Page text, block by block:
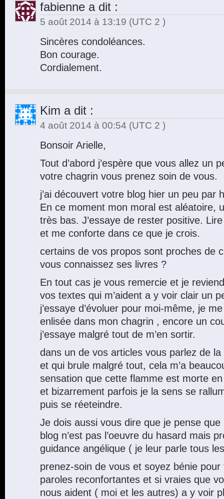
fabienne a dit :
5 août 2014 à 13:19 (UTC 2 )
Sincères condoléances.
Bon courage.
Cordialement.
Kim a dit :
4 août 2014 à 00:54 (UTC 2 )
Bonsoir Arielle,
Tout d’abord j’espère que vous allez un
votre chagrin vous prenez soin de vous.
j’ai découvert votre blog hier un peu par
En ce moment mon moral est aléatoire,
très bas. J’essaye de rester positive.
et me conforte dans ce que je crois.
certains de vos propos sont proches de
vous connaissez ses livres ?
En tout cas je vous remercie et je
vos textes qui m’aident a y voir clair un
j’essaye d’évoluer pour moi-même, je
enlisée dans mon chagrin , encore un
j’essaye malgré tout de m’en sortir.
dans un de vos articles vous parlez de la
et qui brule malgré tout, cela m’a
sensation que cette flamme est morte
et bizarrement parfois je la sens se
puis se réeteindre.
Je dois aussi vous dire que je pense
blog n’est pas l’oeuvre du hasard mais
guidance angélique ( je leur parle tous
prenez-soin de vous et soyez bénie
paroles reconfortantes et si vraies que
nous aident ( moi et les autres) a y voir